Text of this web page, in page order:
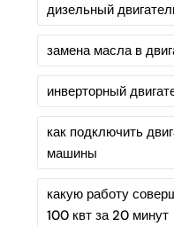
дизельный
замена масла в
инверторный
как подключить
машины
какую работу
100 квт за 20 минут